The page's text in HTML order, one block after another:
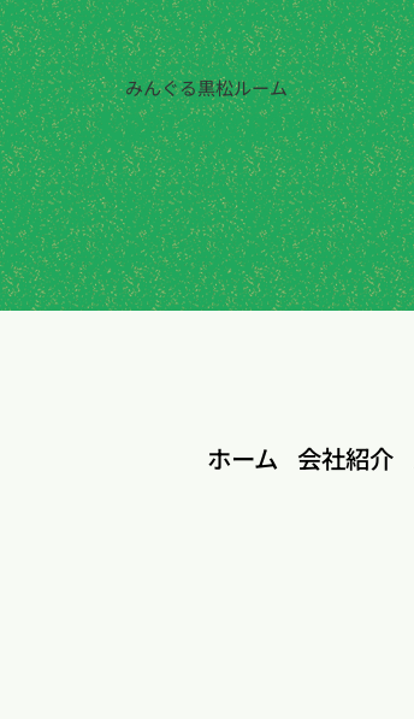
みんぐる黒松ルーム
022-343-0231
ホーム 会社紹介